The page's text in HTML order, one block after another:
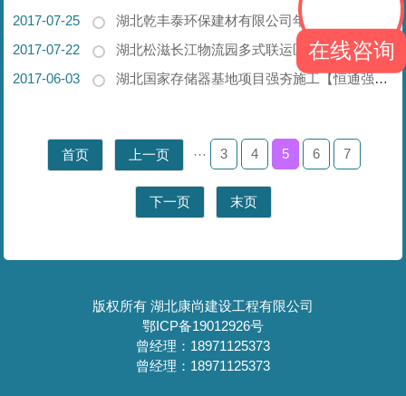
2017-07-25
湖北乾丰泰环保建材有限公司年混凝土板材生产线强夯工程【恒通强夯承建】
2017-07-22
湖北松滋长江物流园多式联运区一期强夯工程【恒通强夯承建】
2017-06-03
湖北国家存储器基地项目强夯施工【恒通强夯承建】
首页 上一页 ··· 3 4 5 6 7
下一页 末页
版权所有 湖北康尚建设工程有限公司
鄂ICP备19012926号
曾经理：18971125373
曾经理：18971125373
在线咨询